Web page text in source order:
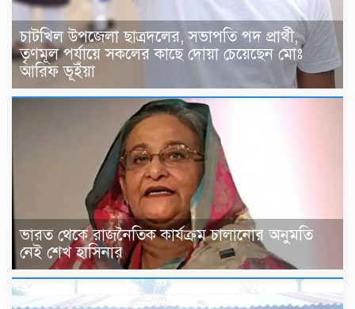
চাটখিল উপজেলা ছাত্রদলের, সভাপতি পদ প্রার্থী,
তৃণমূল পর্যায়ে সকলের কাছে দোয়া চেয়েছেন মোঃ
আরিফ ভূইঁয়া
ভারত থেকে রাজনৈতিক কার্যক্রম চালানোর অনুমতি
নেই শেখ হাসিনার